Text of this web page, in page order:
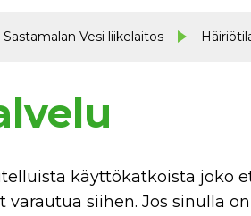
Sastamalan Vesi liikelaitos
käyttökatkoista joko
siihen. Jos sinulla